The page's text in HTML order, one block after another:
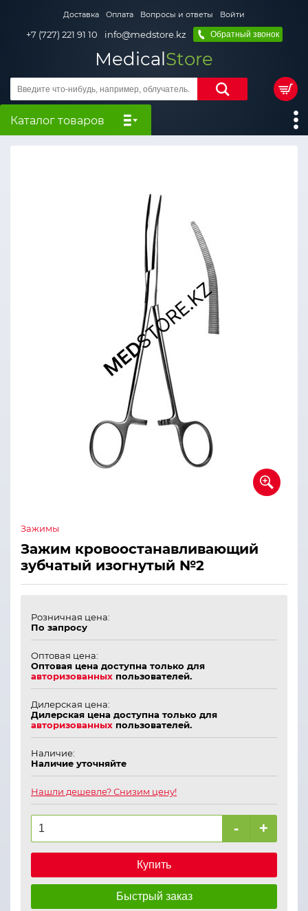
Доставка Оплата Вопросы и ответы Войти
+7 (727) 221 91 10 info@medstore.kz Обратный звонок
MedicalStore
Каталог товаров
Зажимы
Зажим кровоостанавливающий
зубчатый изогнутый №2
Розничная цена:
По запросу
Оптовая цена:
Оптовая цена доступна только для
авторизованных пользователей.
Дилерская цена:
Дилерская цена доступна только для
авторизованных пользователей.
Наличие:
Наличие уточняйте
Нашли дешевле? Снизим цену!
- +
Купить
Быстрый заказ